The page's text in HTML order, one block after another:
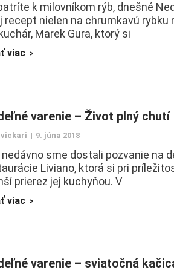
k milovníkom rýb, dnešné
recept nielen na chrumkavú rybku
Marek Gura, ktorý si
viac
varenie – Život plný chutí
9. júna 2018
nedávno sme dostali pozvanie na
Liviano, ktorá si pri
prierez jej kuchyňou. V
viac
varenie – sviatočná